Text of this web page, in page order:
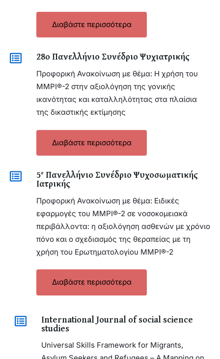
Διαβάστε περισσότερα
28ο Πανελλήνιο Συνέδριο Ψυχιατρικής
Προφορική Ανακοίνωση με θέμα: Η χρήση του
MMPI®-2 στην αξιολόγηση της γονικής
ικανότητας και καταλληλότητας στα πλαίσια
της δικαστικής εκτίμησης
Διαβάστε περισσότερα
5° Πανελλήνιο Συνέδριο Ψυχοσωματικής
Ιατρικής
Προφορική Ανακοίνωση με θέμα: Ειδικές
εφαρμογές του MMPI®-2 σε νοσοκομειακά
περιβάλλοντα: η αξιολόγηση ασθενών με χρόνιο
πόνο και ο σχεδιασμός της θεραπείας με τη
χρήση του Ερωτηματολογίου MMPI®-2
Διαβάστε περισσότερα
International Journal of social science
studies
Universal Skills Framework for Migrants,